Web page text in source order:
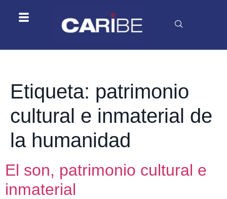
Etiqueta: patrimonio
cultural e inmaterial de
la humanidad
El son, patrimonio cultural e
inmaterial